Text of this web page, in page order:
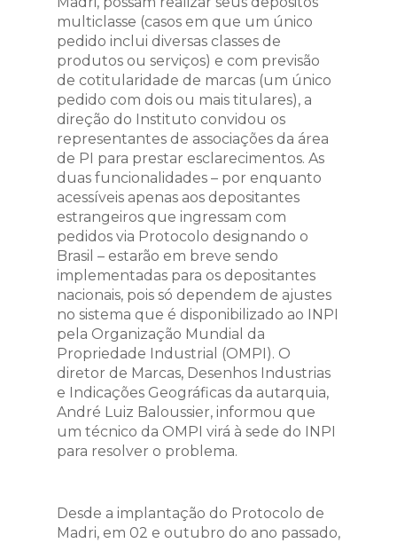
multiclasse (casos em que um único
pedido inclui diversas classes de
produtos ou serviços) e com previsão
de cotitularidade de marcas (um único
pedido com dois ou mais titulares), a
direção do Instituto convidou os
representantes de associações da área
de PI para prestar esclarecimentos. As
duas funcionalidades – por enquanto
acessíveis apenas aos depositantes
estrangeiros que ingressam com
pedidos via Protocolo designando o
Brasil – estarão em breve sendo
implementadas para os depositantes
nacionais, pois só dependem de ajustes
no sistema que é disponibilizado ao INPI
pela Organização Mundial da
Propriedade Industrial (OMPI). O
diretor de Marcas, Desenhos Industrias
e Indicações Geográficas da autarquia,
André Luiz Baloussier, informou que
um técnico da OMPI virá à sede do INPI
para resolver o problema.
Desde a implantação do Protocolo de
Madri, em 02 e outubro do ano passado,